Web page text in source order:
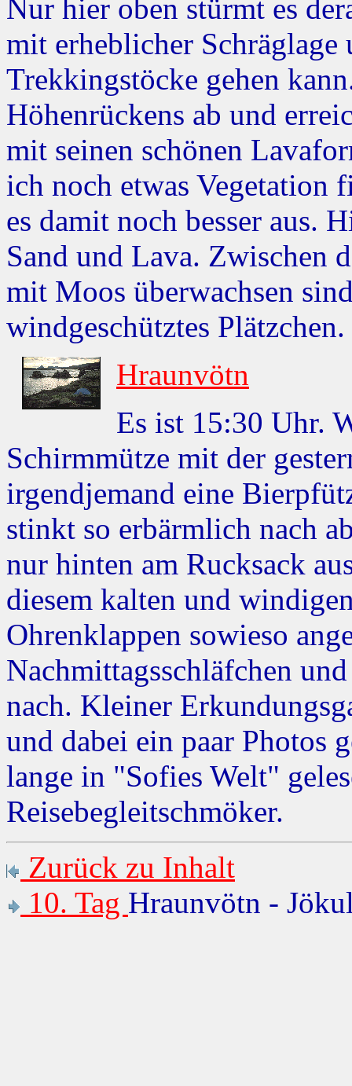
Nur hier oben stürmt es
mit erheblicher
Trekkingstöcke gehen
Höhenrückens ab und
mit seinen schönen
ich noch etwas Vegetation
es damit noch besser aus.
Sand und Lava. Zwischen
mit Moos überwachsen
windgeschütztes Plätzchen.
Hraunvötn
Es ist 15:30 Uhr.
Schirmmütze mit der
irgendjemand eine
stinkt so erbärmlich nach
nur hinten am Rucksack
diesem kalten und
Ohrenklappen sowieso
Nachmittagsschläfchen
nach. Kleiner
und dabei ein paar Photos
lange in "Sofies Welt"
Reisebegleitschmöker.
Zurück zu Inhalt
10. Tag Hraunvötn -